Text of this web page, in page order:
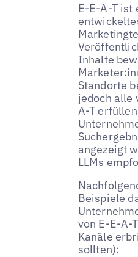
E-E-A-T ist
Inhalte
Standorte
jedoch alle
A-T
angezeigt
LLMs
Beispiele
von E-E-A-
Kanäle
sollten):